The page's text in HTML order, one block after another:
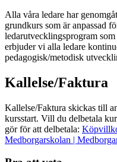
Alla våra ledare har
grundkurs som är anpassad
ledarutvecklingsprogram
erbjuder vi alla ledare
pedagogisk/metodisk
Kallelse/Faktura
Kallelse/Faktura skickas till
kursstart. Vill du delbetala
gör för att delbetala:
Medborgarskolan |